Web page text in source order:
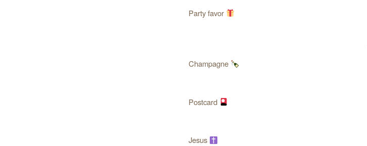
Party favor
Champagne
Postcard
Jesus